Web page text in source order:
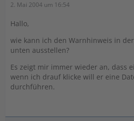
2. Mai 2004 um 16:54
Hallo,
wie kann ich den Warnhinweis in
unten ausstellen?
Es zeigt mir immer wieder an, dass
wenn ich drauf klicke will er eine
durchführen.